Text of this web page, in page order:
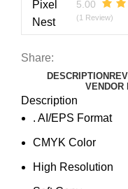
5.00
(1 Review)
Share:
DESCRIPTION
VENDOR
Description
. AI/EPS Format
CMYK Color
High Resolution